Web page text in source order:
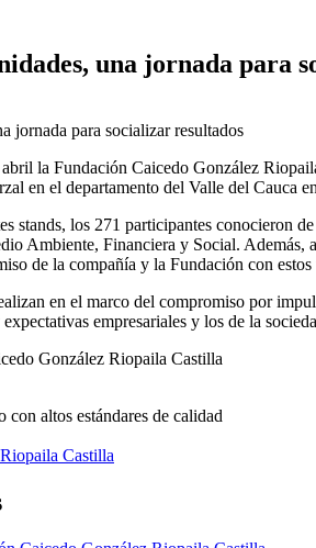
una jornada para
la Fundación Caicedo González
en el departamento del Valle del Cauca
stands, los 271 participantes conocieron
Ambiente, Financiera y Social.
de la compañía y la Fundación con
en el marco del compromiso por
empresariales y los de la
González Riopaila Castilla
con altos estándares de calidad
Castilla